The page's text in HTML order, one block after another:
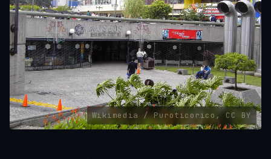
Wikimedia / Puroticorico, CC BY